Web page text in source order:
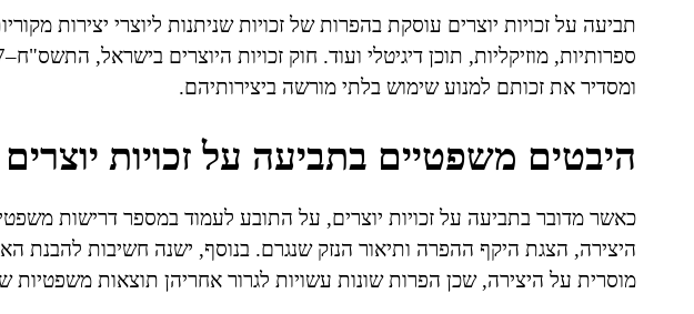
תביעה על זכויות יוצרים עוסקת בהפרות של זכויות שניתנות ליוצרי יצירות
ומסדיר את זכותם למנוע שימוש בלתי מורשה ביצירותיהם.
היבטים משפטיים בתביעה על זכויות יוצרים
כאשר מדובר בתביעה על זכויות יוצרים, על התובע לעמוד במספר דרישות
היצירה, הצגת היקף ההפרה ותיאור הנזק שנגרם. בנוסף, ישנה חשיבות להבנת
מוסרית על היצירה, שכן הפרות שונות עשויות לגרור אחריהן תוצאות משפטיות